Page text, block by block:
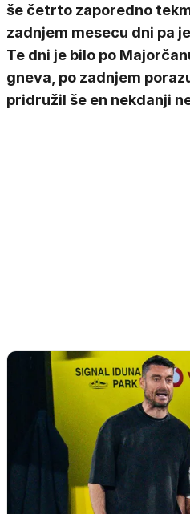
še četrto zaporedno
zadnjem mesecu dni pa
Te dni je bilo po
gneva, po zadnjem
pridružil še en nekdanji